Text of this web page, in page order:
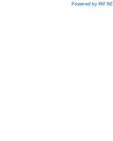
Powered by